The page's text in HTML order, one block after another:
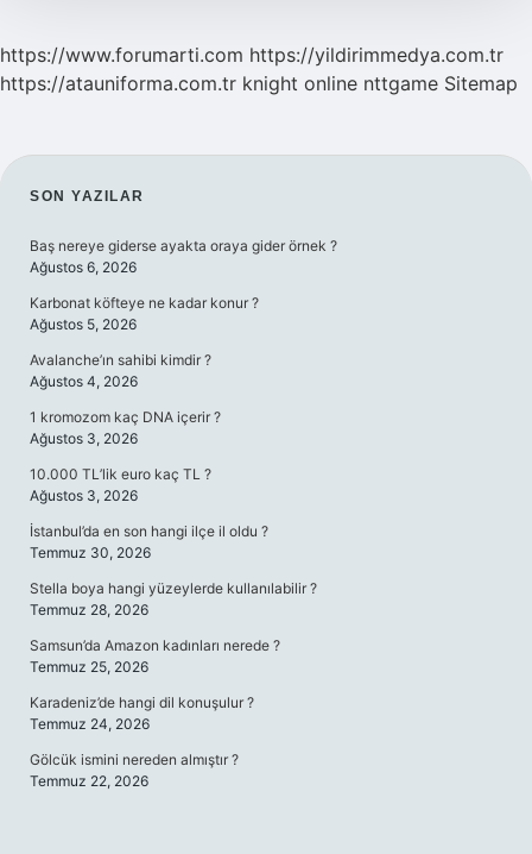
https://www.forumarti.com https://yildirimmedya.com.tr
https://atauniforma.com.tr knight online nttgame Sitemap
SIDEBAR
SON YAZILAR
Baş nereye giderse ayakta oraya gider örnek ?
Ağustos 6, 2026
Karbonat köfteye ne kadar konur ?
Ağustos 5, 2026
Avalanche’ın sahibi kimdir ?
Ağustos 4, 2026
1 kromozom kaç DNA içerir ?
Ağustos 3, 2026
10.000 TL’lik euro kaç TL ?
Ağustos 3, 2026
İstanbul’da en son hangi ilçe il oldu ?
Temmuz 30, 2026
Stella boya hangi yüzeylerde kullanılabilir ?
Temmuz 28, 2026
Samsun’da Amazon kadınları nerede ?
Temmuz 25, 2026
Karadeniz’de hangi dil konuşulur ?
Temmuz 24, 2026
Gölcük ismini nereden almıştır ?
Temmuz 22, 2026